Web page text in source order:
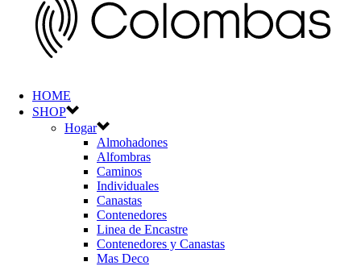
HOME
SHOP
Hogar
Almohadones
Alfombras
Caminos
Individuales
Canastas
Contenedores
Linea de Encastre
Contenedores y Canastas
Mas Deco